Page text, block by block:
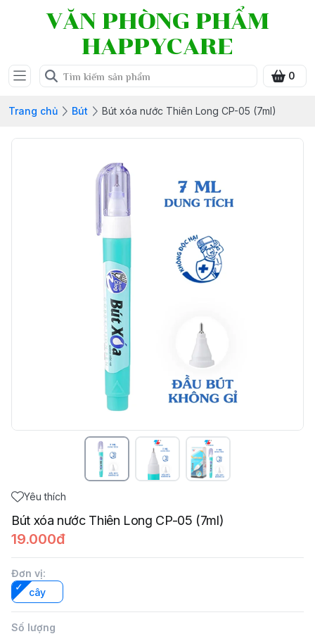
VĂN PHÒNG PHẨM
HAPPYCARE
0
Trang chủ Bút Bút xóa nước Thiên Long CP-05 (7ml)
Yêu thích
Bút xóa nước Thiên Long CP-05 (7ml)
19.000đ
Đơn vị:
cây
Số lượng